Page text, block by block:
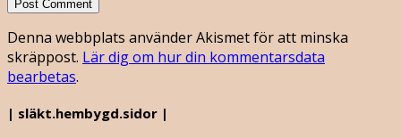
Denna webbplats använder Akismet för att minska
skräppost. Lär dig om hur din kommentarsdata
bearbetas.
| släkt.hembygd.sidor |